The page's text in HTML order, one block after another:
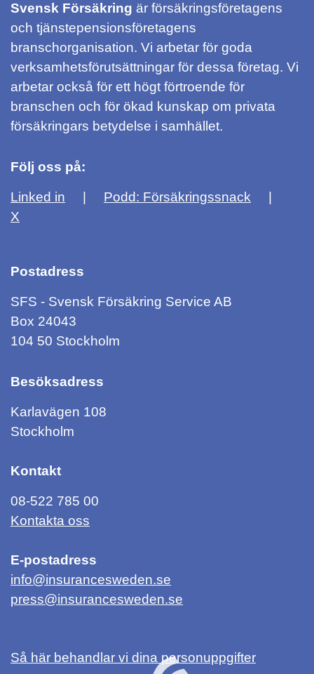
Svensk Försäkring är försäkringsföretagens
och tjänstepensionsföretagens
branschorganisation. Vi arbetar för goda
verksamhetsförutsättningar för dessa företag. Vi
arbetar också för ett högt förtroende för
branschen och för ökad kunskap om privata
försäkringars betydelse i samhället.
Följ oss på:
Linked in
Podd: Försäkringssnack
X
Postadress
SFS - Svensk Försäkring Service AB
Box 24043
104 50 Stockholm
Besöksadress
Karlavägen 108
Stockholm
Kontakt
08-522 785 00
Kontakta oss
E-postadress
info@insurancesweden.se
press@insurancesweden.se
Så här behandlar vi dina personuppgifter